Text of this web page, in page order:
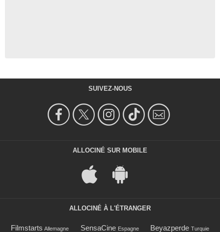
SUIVEZ-NOUS
ALLOCINÉ SUR MOBILE
ALLOCINÉ À L'ÉTRANGER
Filmstarts Allemagne SensaCine Espagne Beyazperde Turquie